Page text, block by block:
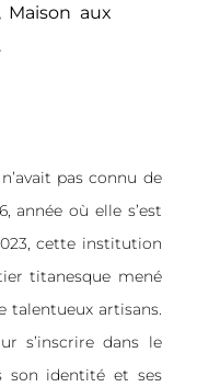
Maison aux
pas connu de
année où elle s’est
cette institution
titanesque mené
talentueux artisans.
s’inscrire dans le
son identité et ses